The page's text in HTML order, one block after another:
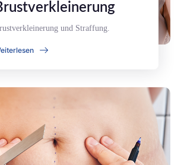
und Straffung.